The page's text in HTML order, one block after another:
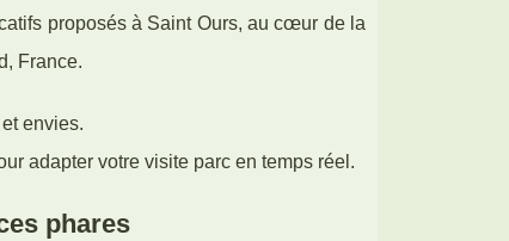
proposés à Saint Ours, au cœur de la
France.
envies.
adapter votre visite parc en temps réel.
phares